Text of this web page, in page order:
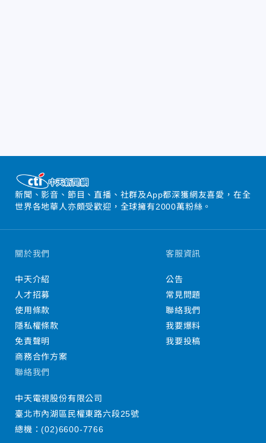
新聞、影音、節目、直播、社群及App都深獲網友喜愛，在全
世界各地華人亦頗受歡迎，全球擁有2000萬粉絲。
關於我們
中天介紹
人才招募
使用條款
隱私權條款
免責聲明
商務合作方案
客服資訊
公告
常見問題
聯絡我們
我要爆料
我要投稿
聯絡我們
中天電視股份有限公司
臺北市內湖區民權東路六段25號
總機：(02)6600-7766